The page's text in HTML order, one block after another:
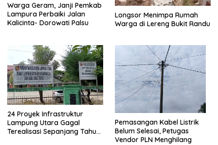
Warga Geram, Janji Pemkab
Lampura Perbaiki Jalan
Kalicinta- Dorowati Palsu
Longsor Menimpa Rumah
Warga di Lereng Bukit Randu
24 Proyek Infrastruktur
Lampung Utara Gagal
Terealisasi Sepanjang Tahun
Pemasangan Kabel Listrik
Belum Selesai, Petugas
Vendor PLN Menghilang